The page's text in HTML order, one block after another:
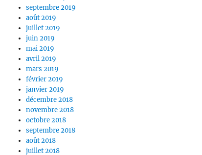
septembre 2019
août 2019
juillet 2019
juin 2019
mai 2019
avril 2019
mars 2019
février 2019
janvier 2019
décembre 2018
novembre 2018
octobre 2018
septembre 2018
août 2018
juillet 2018